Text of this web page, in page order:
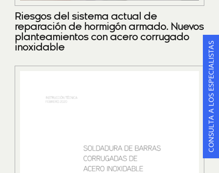
Riesgos del sistema actual de
reparación de hormigón armado. Nuevos
planteamientos con acero corrugado
inoxidable
CONSULTA A LOS ESPECIALISTAS